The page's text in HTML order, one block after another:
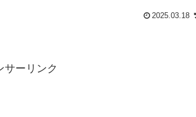
2025.03.18
サーリンク